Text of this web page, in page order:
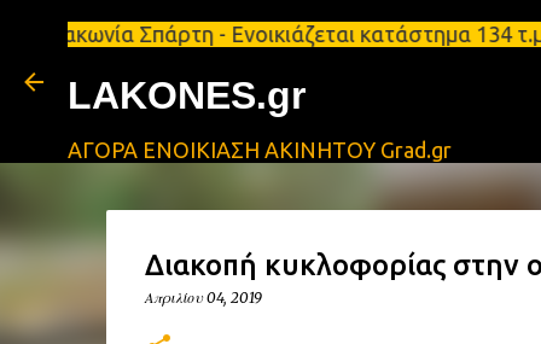
Σπάρτη - Ενοικιάζεται κατάστημα 134 τ.μ,
LAKONES.gr
ΑΓΟΡΑ ΕΝΟΙΚΙΑΣΗ ΑΚΙΝΗΤΟΥ Grad.gr
Διακοπή κυκλοφορίας στην
Απριλίου 04, 2019